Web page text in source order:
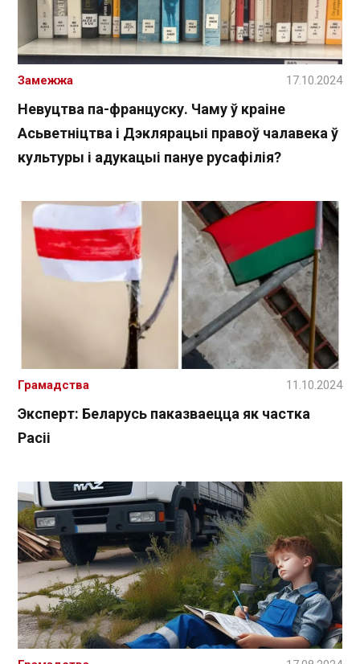
Невуцтва па-француску. Чаму ў краіне
Асьветніцтва і Дэклярацыі правоў чалавека ў
культуры і адукацыі пануе русафілія?
Замежжа 17.10.2024
Эксперт: Беларусь паказваецца як частка
Расіі
Грамадства 11.10.2024